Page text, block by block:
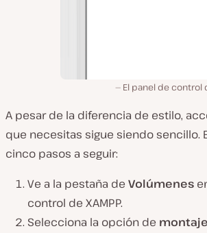
El panel de control
A pesar de la diferencia de estilo,
que necesitas sigue siendo sencillo.
cinco pasos a seguir:
Ve a la pestaña de Volúmenes
control de XAMPP.
Selecciona la opción de montaje